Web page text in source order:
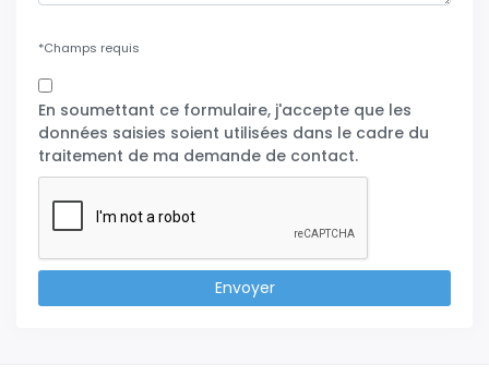
*Champs requis
En soumettant ce formulaire, j'accepte que les
données saisies soient utilisées dans le cadre du
traitement de ma demande de contact.
Envoyer